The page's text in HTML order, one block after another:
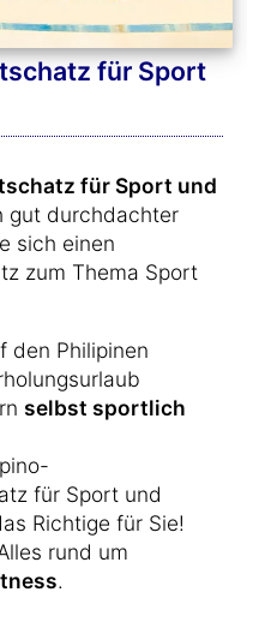
für Sport
für Sport und
gut durchdachter
sich einen
zum Thema Sport
den Philipinen
selbst sportlich
für Sport und
Richtige für Sie!
rund um
.